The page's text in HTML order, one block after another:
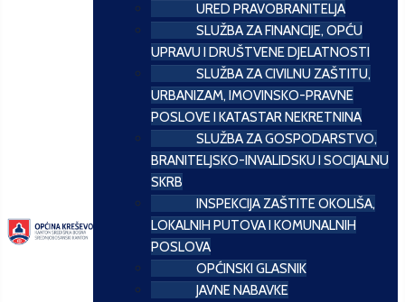
URED PRAVOBRANITELJA
SLUŽBA ZA FINANCIJE, OPĆU
UPRAVU I DRUŠTVENE DJELATNOSTI
SLUŽBA ZA CIVILNU ZAŠTITU,
URBANIZAM, IMOVINSKO-PRAVNE
POSLOVE I KATASTAR NEKRETNINA
SLUŽBA ZA GOSPODARSTVO,
BRANITELJSKO-INVALIDSKU I SOCIJALNU
SKRB
INSPEKCIJA ZAŠTITE OKOLIŠA,
LOKALNIH PUTOVA I KOMUNALNIH
POSLOVA
OPĆINSKI GLASNIK
JAVNE NABAVKE